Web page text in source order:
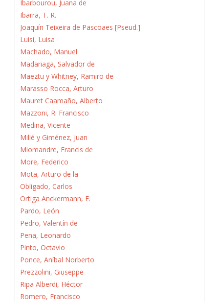
Ibarbourou, Juana de
Ibarra, T. R.
Joaquín Teixeira de Pascoaes [Pseud.]
Luisi, Luisa
Machado, Manuel
Madariaga, Salvador de
Maeztu y Whitney, Ramiro de
Marasso Rocca, Arturo
Mauret Caamaño, Alberto
Mazzoni, R. Francisco
Medina, Vicente
Millé y Giménez, Juan
Miomandre, Francis de
More, Federico
Mota, Arturo de la
Obligado, Carlos
Ortiga Anckermann, F.
Pardo, León
Pedro, Valentín de
Pena, Leonardo
Pinto, Octavio
Ponce, Aníbal Norberto
Prezzolini, Giuseppe
Ripa Alberdi, Héctor
Romero, Francisco